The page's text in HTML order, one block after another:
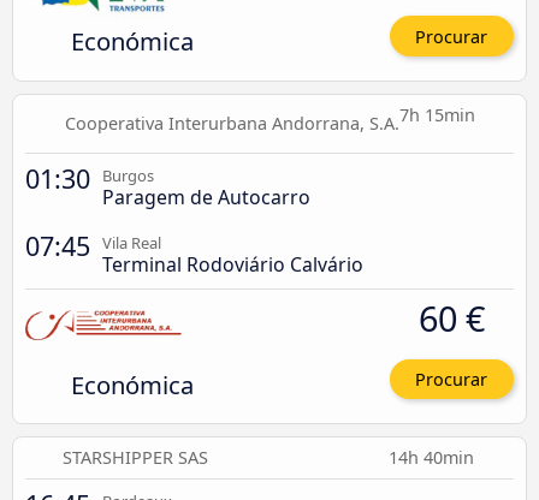
Económica Procurar
Cooperativa Interurbana Andorrana, S.A.7h 15min
01:30 Burgos
Paragem de Autocarro
07:45 Vila Real
Terminal Rodoviário Calvário
Económica
60 €
Procurar
STARSHIPPER SAS 14h 40min